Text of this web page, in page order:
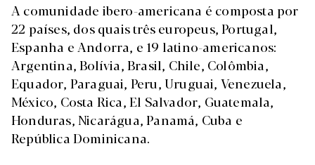
A comunidade ibero-americana é composta por
22 países, dos quais três europeus, Portugal,
Espanha e Andorra, e 19 latino-americanos:
Argentina, Bolívia, Brasil, Chile, Colômbia,
Equador, Paraguai, Peru, Uruguai, Venezuela,
México, Costa Rica, El Salvador, Guatemala,
Honduras, Nicarágua, Panamá, Cuba e
República Dominicana.